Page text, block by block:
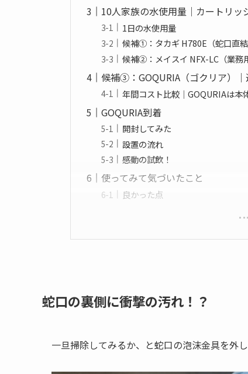
10人家族の水使用量｜カートリッ
1日の水使用量
候補①：タカギ H780E（蛇口直結
候補②：メイスイ NFX-LC（業務用
候補③：GOQURIA（ゴクリア）
年間コスト比較｜GOQURIAは本
GOQURIA到着
開封してみた
設置の流れ
感動の試飲！
使ってみて気づいたこと
良かった点
蛇口の裏側に衝撃の汚れ！？
一旦掃除してみるか、と蛇口の泡沫金具を外し